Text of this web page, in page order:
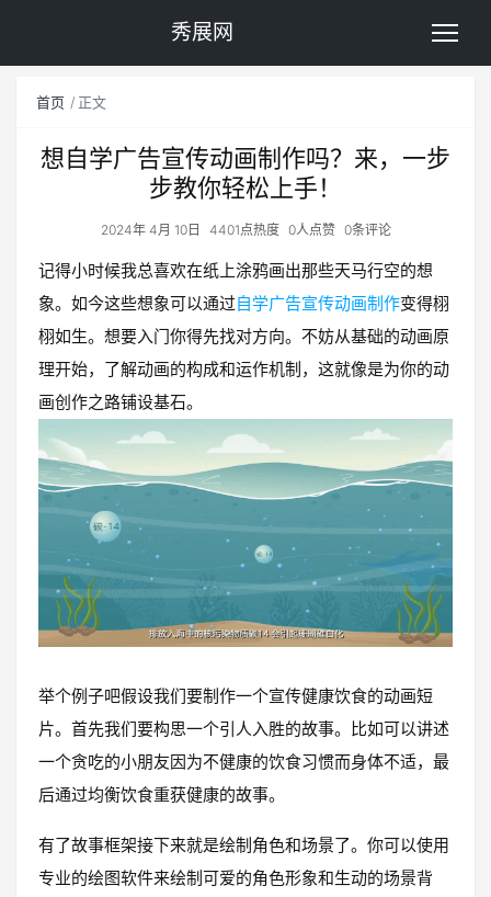
秀展网
首页 正文
想自学广告宣传动画制作吗？来，一步
步教你轻松上手！
2024年 4月 10日 4401点热度 0人点赞 0条评论
记得小时候我总喜欢在纸上涂鸦画出那些天马行空的想
象。如今这些想象可以通过自学广告宣传动画制作变得栩
栩如生。想要入门你得先找对方向。不妨从基础的动画原
理开始，了解动画的构成和运作机制，这就像是为你的动
画创作之路铺设基石。
举个例子吧假设我们要制作一个宣传健康饮食的动画短
片。首先我们要构思一个引人入胜的故事。比如可以讲述
一个贪吃的小朋友因为不健康的饮食习惯而身体不适，最
后通过均衡饮食重获健康的故事。
有了故事框架接下来就是绘制角色和场景了。你可以使用
专业的绘图软件来绘制可爱的角色形象和生动的场景背